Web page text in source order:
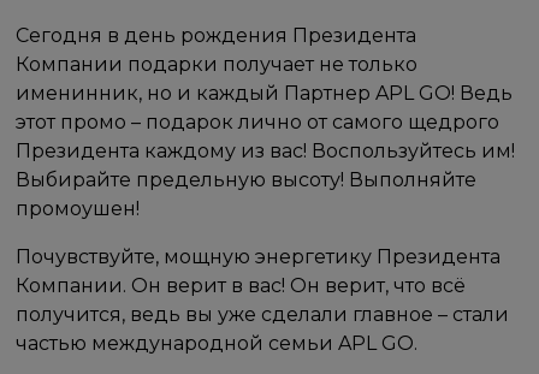
Сегодня в день рождения Президента
Компании подарки получает не только
именинник, но и каждый Партнер APL GO! Ведь
этот промо – подарок лично от самого щедрого
Президента каждому из вас! Воспользуйтесь им!
Выбирайте предельную высоту! Выполняйте
промоушен!
Почувствуйте, мощную энергетику Президента
Компании. Он верит в вас! Он верит, что всё
получится, ведь вы уже сделали главное – стали
частью международной семьи APL GO.